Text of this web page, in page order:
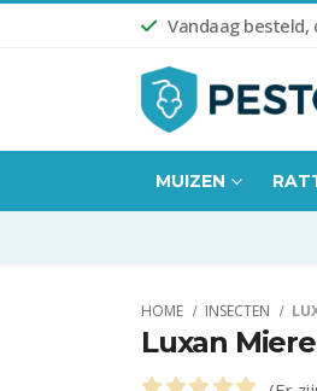
Vandaag besteld,
MUIZEN
HOME INSECTEN
Luxan